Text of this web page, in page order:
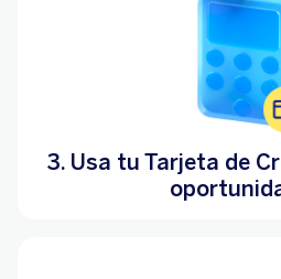
3. Usa tu Tarjeta de